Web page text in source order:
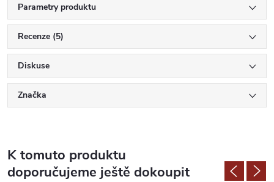
Parametry produktu
Recenze (5)
Diskuse
Značka
K tomuto produktu
doporučujeme ještě dokoupit